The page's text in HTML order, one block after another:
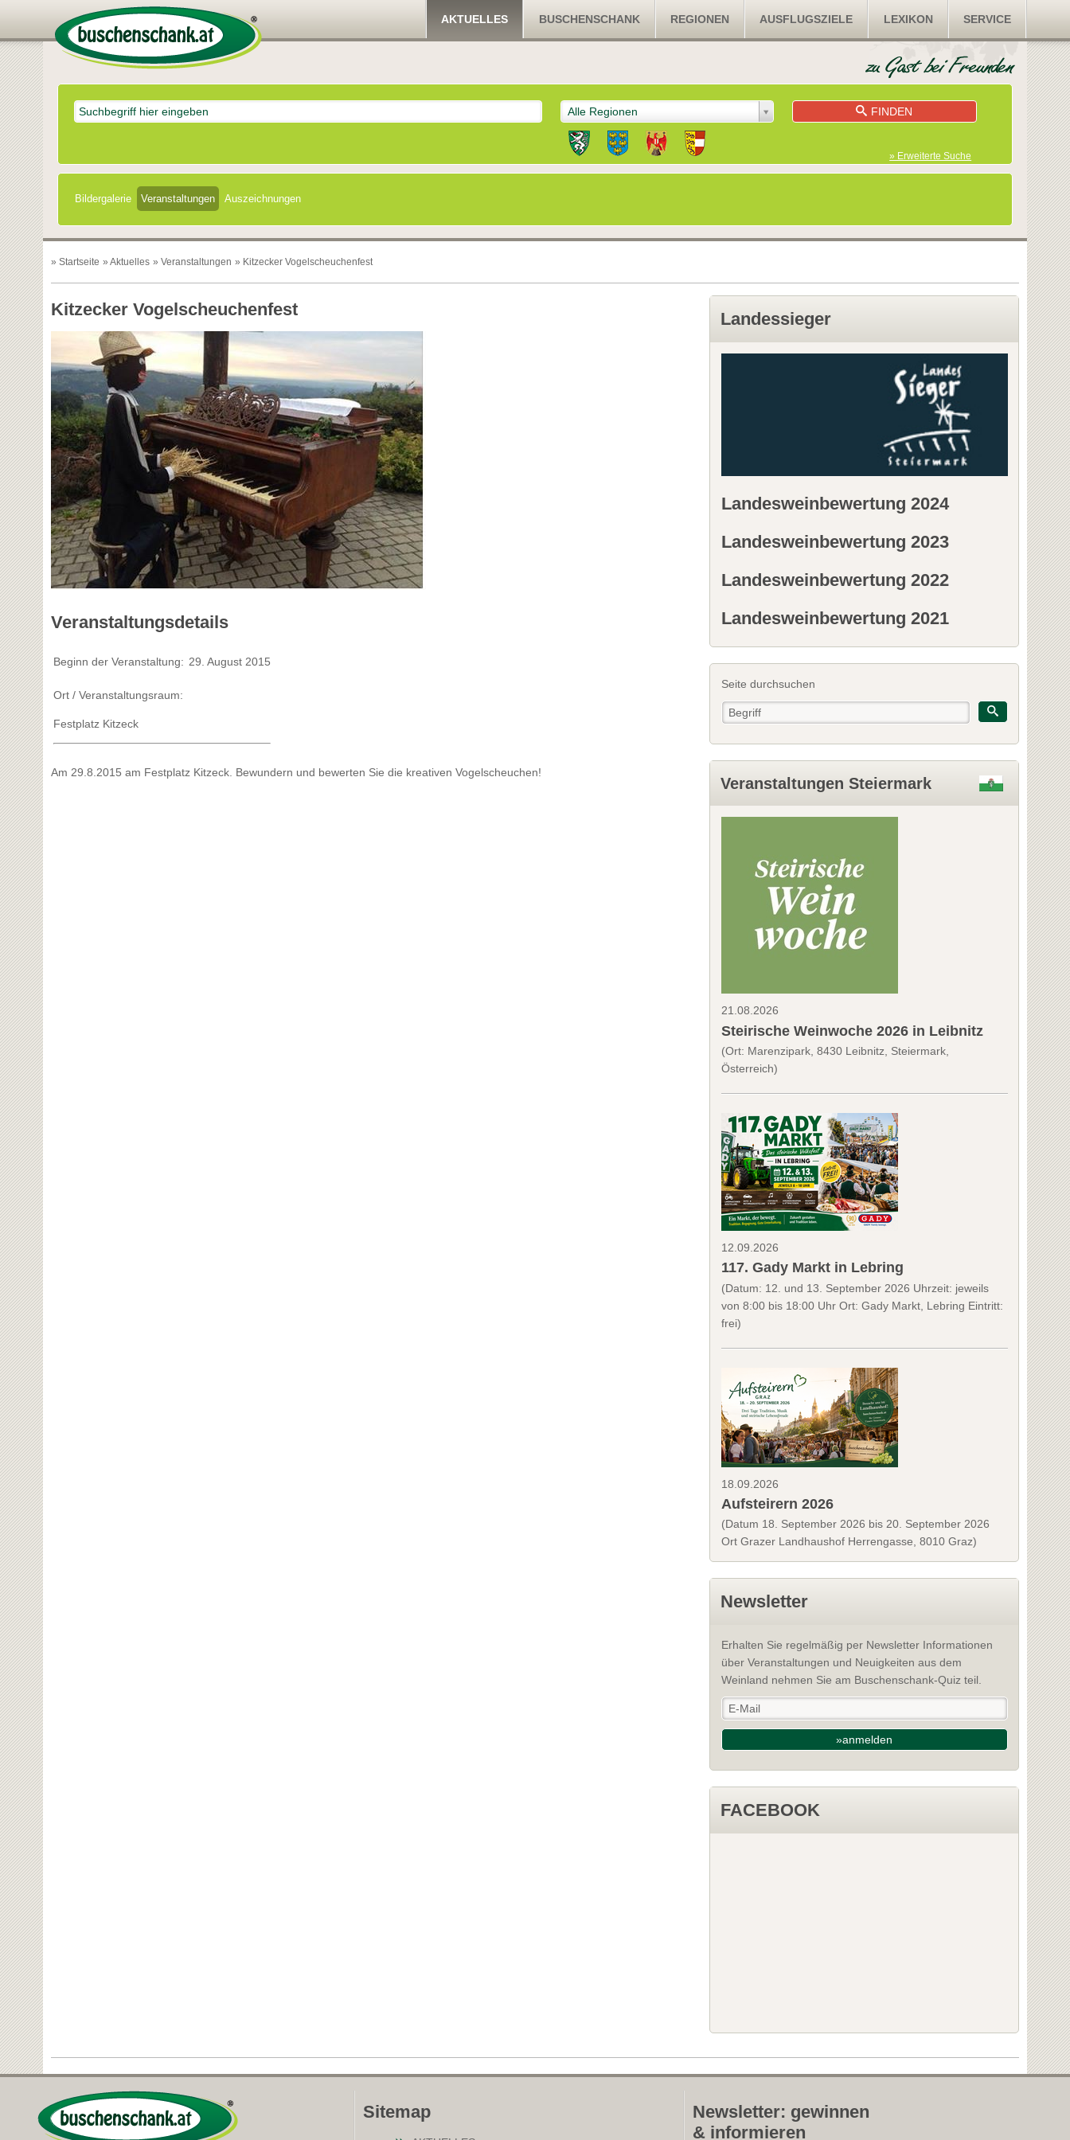
AKTUELLES BUSCHENSCHANK REGIONEN AUSFLUGSZIELE LEXIKON SERVICE
Alle Regionen FINDEN
» Erweiterte Suche
Bildergalerie Veranstaltungen Auszeichnungen
» Startseite » Aktuelles » Veranstaltungen » Kitzecker Vogelscheuchenfest
Kitzecker Vogelscheuchenfest
Veranstaltungsdetails
Beginn der Veranstaltung: 29. August 2015
Ort / Veranstaltungsraum:
Festplatz Kitzeck
Am 29.8.2015 am Festplatz Kitzeck. Bewundern und bewerten Sie die kreativen Vogelscheuchen!
Landessieger
Landesweinbewertung 2024
Landesweinbewertung 2023
Landesweinbewertung 2022
Landesweinbewertung 2021
Seite durchsuchen
Veranstaltungen Steiermark
21.08.2026
Steirische Weinwoche 2026 in Leibnitz
(Ort: Marenzipark, 8430 Leibnitz, Steiermark,
Österreich)
12.09.2026
117. Gady Markt in Lebring
(Datum: 12. und 13. September 2026 Uhrzeit: jeweils
von 8:00 bis 18:00 Uhr Ort: Gady Markt, Lebring Eintritt:
frei)
18.09.2026
Aufsteirern 2026
(Datum 18. September 2026 bis 20. September 2026
Ort Grazer Landhaushof Herrengasse, 8010 Graz)
Newsletter
Erhalten Sie regelmäßig per Newsletter Informationen
über Veranstaltungen und Neuigkeiten aus dem
Weinland nehmen Sie am Buschenschank-Quiz teil.
»anmelden
FACEBOOK
Sitemap
Newsletter: gewinnen
& informieren